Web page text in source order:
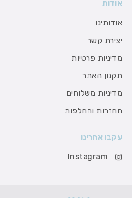
אודות
אודותינו
יצירת קשר
מדיניות פרטיות
תקנון האתר
מדיניות משלוחים
החזרות והחלפות
עקבו אחרינו
Instagram